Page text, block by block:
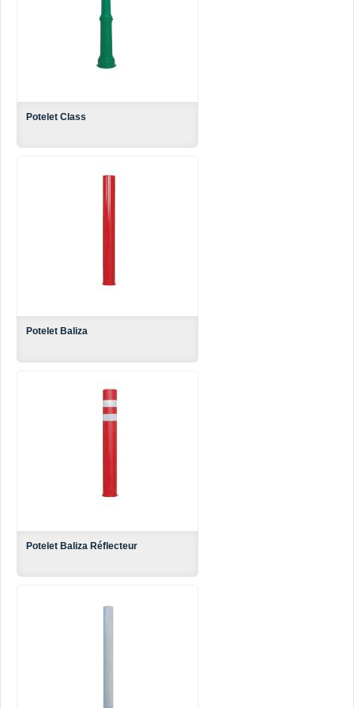
Potelet Class
Potelet Baliza
Potelet Baliza Réflecteur